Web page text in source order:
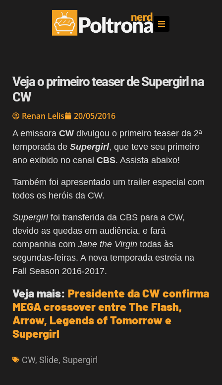
Veja o primeiro teaser de Supergirl na
CW
Renan Lelis 20/05/2016
A emissora CW divulgou o primeiro teaser da 2ª
temporada de Supergirl, que teve seu primeiro
ano exibido no canal CBS. Assista abaixo!
Também foi apresentado um trailer especial com
todos os heróis da CW.
Supergirlfoi transferida da CBS para a CW,
devido as quedas em audiência, e fará
companhia com Jane the Virgin todas às
segundas-feiras. A nova temporada estreia na
Fall Season 2016-2017.
Veja mais: Presidente da CW confirma
MEGA crossover entre The Flash,
Arrow, Legends of Tomorrow e
Supergirl
CW, Slide, Supergirl